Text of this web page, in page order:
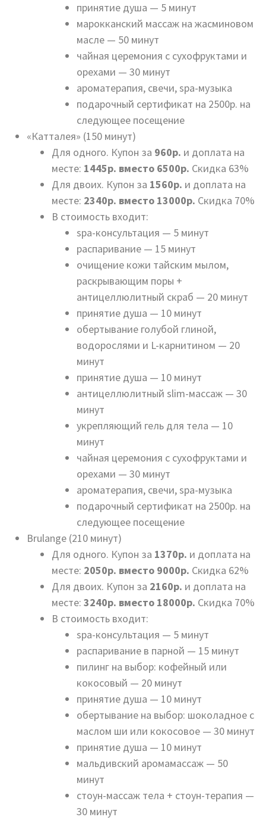
принятие душа — 5 минут
марокканский массаж на жасминовом
масле — 50 минут
чайная церемония с сухофруктами и
орехами — 30 минут
ароматерапия, свечи, spa-музыка
подарочный сертификат на 2500р. на
следующее посещение
«Катталея» (150 минут)
Для одного. Купон за 960р. и доплата на
месте: 1445р. вместо 6500р. Скидка 63%
Для двоих. Купон за 1560р. и доплата на
месте: 2340р. вместо 13000р. Скидка 70%
В стоимость входит:
spa-консультация — 5 минут
распаривание — 15 минут
очищение кожи тайским мылом,
раскрывающим поры +
антицеллюлитный скраб — 20 минут
принятие душа — 10 минут
обертывание голубой глиной,
водорослями и L-карнитином — 20
минут
принятие душа — 10 минут
антицеллюлитный slim-массаж — 30
минут
укрепляющий гель для тела — 10
минут
чайная церемония с сухофруктами и
орехами — 30 минут
ароматерапия, свечи, spa-музыка
подарочный сертификат на 2500р. на
следующее посещение
Brulange (210 минут)
Для одного. Купон за 1370р. и доплата на
месте: 2050р. вместо 9000р. Скидка 62%
Для двоих. Купон за 2160р. и доплата на
месте: 3240р. вместо 18000р. Скидка 70%
В стоимость входит:
spa-консультация — 5 минут
распаривание в парной — 15 минут
пилинг на выбор: кофейный или
кокосовый — 20 минут
принятие душа — 10 минут
обертывание на выбор: шоколадное c
маслом ши или кокосовое — 30 минут
принятие душа — 10 минут
мальдивский аромамассаж — 50
минут
стоун-массаж тела + стоун-терапия —
30 минут